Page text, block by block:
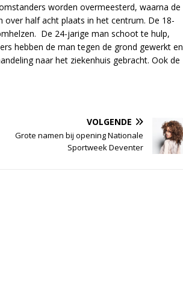
worden overmeesterd, waarna de
half acht plaats in het centrum. De 18-
De 24-jarige man schoot te hulp,
hebben de man tegen de grond gewerkt en
naar het ziekenhuis gebracht. Ook de
VOLGENDE
Grote namen bij opening Nationale
Sportweek Deventer